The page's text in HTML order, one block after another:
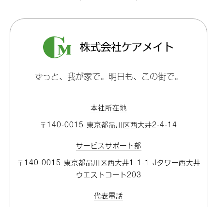
ずっと、我が家で。明日も、この街で。
本社所在地
〒140-0015 東京都品川区⻄大井2-4-14
サービスサポート部
〒140-0015 東京都品川区⻄大井1-1-1 Jタワー⻄大井
ウエストコート203
代表電話